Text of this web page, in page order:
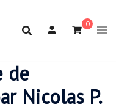
0
de
Nicolas P.